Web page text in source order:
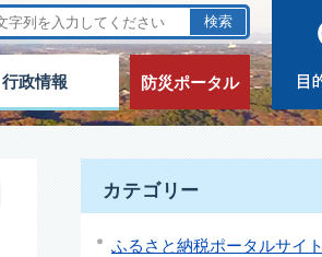
行政情報 防災ポータル
カテゴリー
ふるさと納税ポータルサイト